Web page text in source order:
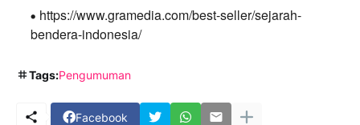
https://www.gramedia.com/best-seller/sejarah-
bendera-indonesia/
Tags:Pengumuman
Facebook